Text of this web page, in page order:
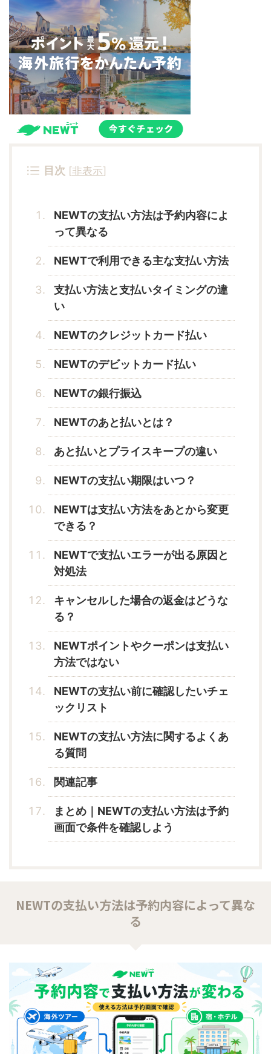
目次 [非表示]
NEWTの支払い方法は予約内容によ
って異なる
NEWTで利用できる主な支払い方法
支払い方法と支払いタイミングの違
い
NEWTのクレジットカード払い
NEWTのデビットカード払い
NEWTの銀行振込
NEWTのあと払いとは？
あと払いとプライスキープの違い
NEWTの支払い期限はいつ？
NEWTは支払い方法をあとから変更
できる？
NEWTで支払いエラーが出る原因と
対処法
キャンセルした場合の返金はどうな
る？
NEWTポイントやクーポンは支払い
方法ではない
NEWTの支払い前に確認したいチェ
ックリスト
NEWTの支払い方法に関するよくあ
る質問
関連記事
まとめ｜NEWTの支払い方法は予約
画面で条件を確認しよう
NEWTの支払い方法は予約内容によって異な
る